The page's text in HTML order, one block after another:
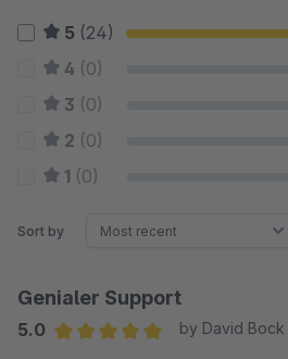
5 (24)
4 (0)
3 (0)
2 (0)
1 (0)
Sort by
Genialer Support
5.0
by David Bock